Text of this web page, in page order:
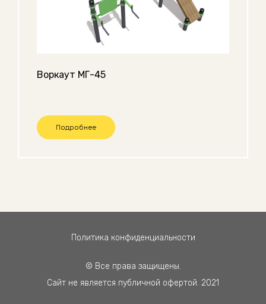
Воркаут МГ-45
Подробнее
© Все права защищены.
Сайт не является публичной офертой. 2021
Политика конфиденциальности